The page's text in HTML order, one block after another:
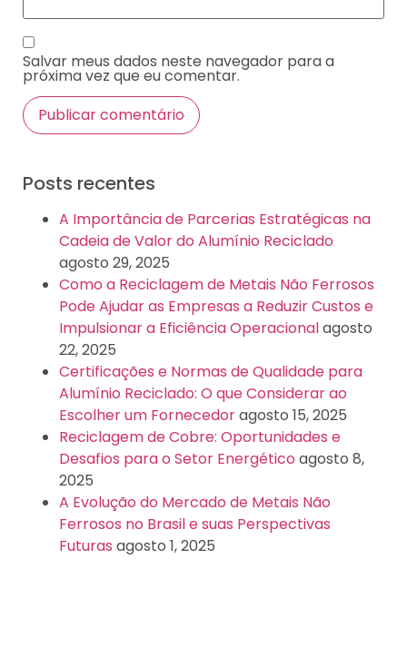
Salvar meus dados neste navegador para a
próxima vez que eu comentar.
Posts recentes
A Importância de Parcerias Estratégicas na
Cadeia de Valor do Alumínio Reciclado
agosto 29, 2025
Como a Reciclagem de Metais Não Ferrosos
Pode Ajudar as Empresas a Reduzir Custos e
Impulsionar a Eficiência Operacionalagosto
22, 2025
Certificações e Normas de Qualidade para
Alumínio Reciclado: O que Considerar ao
Escolher um Fornecedoragosto 15, 2025
Reciclagem de Cobre: Oportunidades e
Desafios para o Setor Energético agosto 8,
2025
A Evolução do Mercado de Metais Não
Ferrosos no Brasil e suas Perspectivas
Futuras agosto 1, 2025